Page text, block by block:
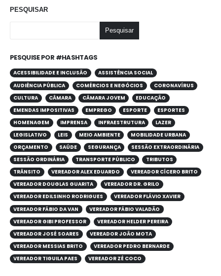
PESQUISAR
Pesquisar
PESQUISE POR #HASHTAGS
ACESSIBILIDADE E INCLUSÃO
ASSISTÊNCIA SOCIAL
AUDIÊNCIA PÚBLICA
COMÉRCIOS E NEGÓCIOS
CORONAVÍRUS
CULTURA
CÂMARA CÂMARA JOVEM
EDUCAÇÃO
EMENDAS IMPOSITIVAS
EMPREGO ESPORTE
ESPORTES
HOMENAGEM
IMPRENSA INFRAESTRUTURA
LAZER
LEGISLATIVO
LEIS MEIO AMBIENTE
MOBILIDADE URBANA
ORÇAMENTO
SAÚDE SEGURANÇA
SESSÃO EXTRAORDINÁRIA
SESSÃO ORDINÁRIA
TRANSPORTE PÚBLICO
TRIBUTOS
TRÂNSITO
VEREADOR ALEX EDUARDO
VEREADOR CÍCERO BRITO
VEREADOR DOUGLAS GUARITA
VEREADOR DR. GRILO
VEREADOR EDILSINHO RODRIGUES
VEREADOR FLÁVIO XAVIER
VEREADOR FÁBIO DA VAN
VEREADOR FÁBIO VALADÃO
VEREADOR GIBI PROFESSOR
VEREADOR HELDER PEREIRA
VEREADOR JOSÉ SOARES
VEREADOR JOÃO MOTA
VEREADOR MESSIAS BRITO
VEREADOR PEDRO BERNARDE
VEREADOR TIGUILA PAES
VEREADOR ZÉ COCO